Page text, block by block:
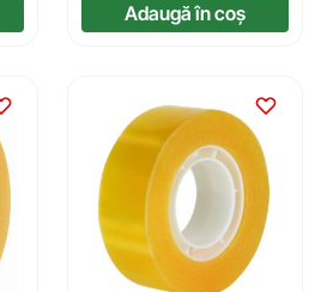
Adaugă în coș